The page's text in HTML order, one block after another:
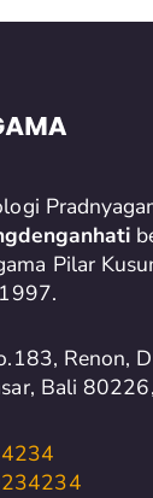
Pilar
Renon,
Bali